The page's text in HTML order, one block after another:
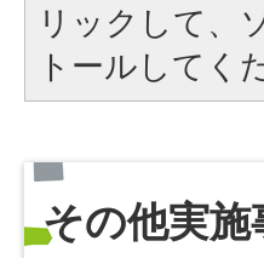
リックして、
トールしてく
その他実施